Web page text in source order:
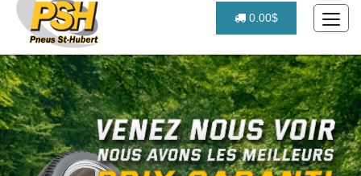
0.00$